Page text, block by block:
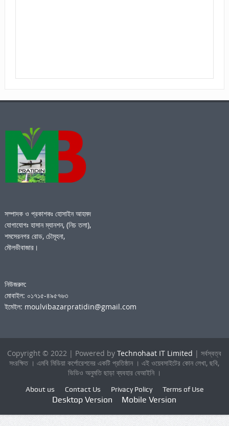
সম্পাদক ও প্রকাশকঃ হোসাইন আহমদ
যোগাযোগঃ হাসান ম্যানশন, (নিচ তলা),
শমসেরনগর রোড, চৌমূহনা,
মৌলভীবাজার।
নিউজরুম:
মোবাইল: ০১৭১৫-৪৯৫৭৬৩
ইমেইল: moulvibazarpratidin@gmail.com
Copyright © 2022 | Powered byTechnohaat IT Limited | সর্বস্বত্ব
সংরক্ষিত । এমবি মিডিয়া কর্পোরেশনের একটি প্রতিষ্ঠান । এই ওয়েবসাইটের কোন লেখা, ছবি,
ভিডিও অনুমতি ছাড়া ব্যবহার বেআইনি ।
About us Contact Us Privacy Policy Terms of Use
Desktop Version Mobile Version